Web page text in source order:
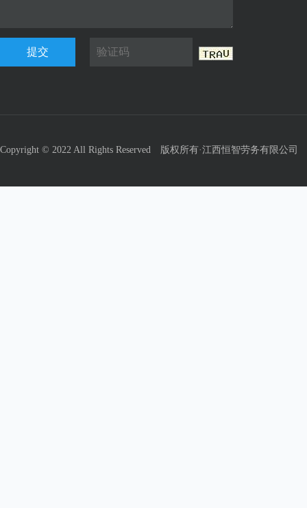
提交
Copyright © 2022 All Rights Reserved 版权所有·江西恒智劳务有限公